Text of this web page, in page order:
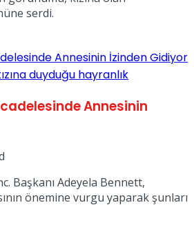
serdi.
Annesinin İzinden Gidiyor
duyduğu hayranlık
Annesinin
Başkanı Adeyela Bennett,
önemine vurgu yaparak şunları